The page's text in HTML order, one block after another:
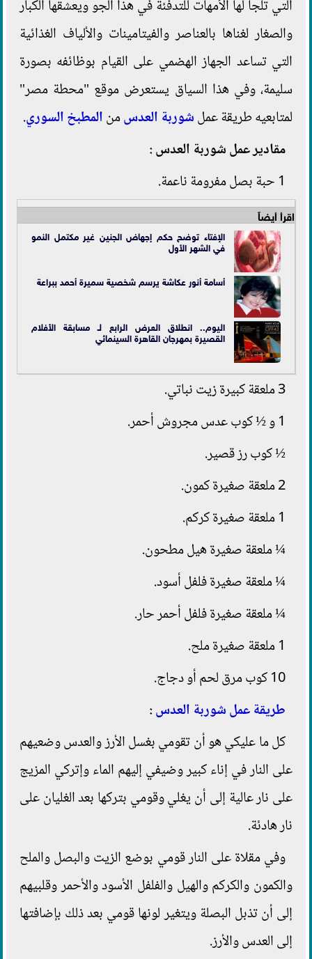
التي تلجأ لها الأمهات للتدفئة في هذا الجو ويعشقها الكبار
والصغار لغناها بالعناصر والفيتامينات والألياف الغذائية
التي تساعد الجهاز الهضمي على القيام بوظائفه بصورة
سليمة، وفي هذا السياق يستعرض موقع "محطة مصر"
لمتابعيه طريقة عملشوربة العدسمنالمطبخ السوري.
مقادير عمل شوربة العدس :
1 حبة بصل مفرومة ناعمة.
اقرأ أيضاً
الإفتاء توضح حكم إجهاض الجنين غير مكتمل النمو
في الشهر الأول
أسامة أنور عكاشة يرسم شخصية سميرة أحمد ببراعة
اليوم.. انطلاق العرض الرابع لـ مسابقة الأفلام
القصيرة بمهرجان القاهرة السينمائي
3 ملعقة كبيرة زيت نباتي.
1 و ½ كوب عدس مجروش أحمر.
½ كوب رز قصير.
2 ملعقة صغيرة كمون.
1 ملعقة صغيرة كركم.
¼ ملعقة صغيرة هيل مطحون.
¼ ملعقة صغيرة فلفل أسود.
¼ ملعقة صغيرة فلفل أحمر حار.
1 ملعقة صغيرة ملح.
10 كوب مرق لحم أو دجاج.
طريقة عمل شوربة العدس:
كل ما عليكي هو أن تقومي بغسل الأرز والعدس وضعيهم
على النار في إناء كبير وضيفي إليهم الماء وإتركي المزيج
على نار عالية إلى أن يغلي وقومي بتركها بعد الغليان على
نار هادئة.
وفي مقلاة على النار قومي بوضع الزيت والبصل والملح
والكمون والكركم والهيل والفلفل الأسود والأحمر وقلبيهم
إلى أن تذبل البصلة ويتغير لونها قومي بعد ذلك بإضافتها
إلى العدس والأرز.